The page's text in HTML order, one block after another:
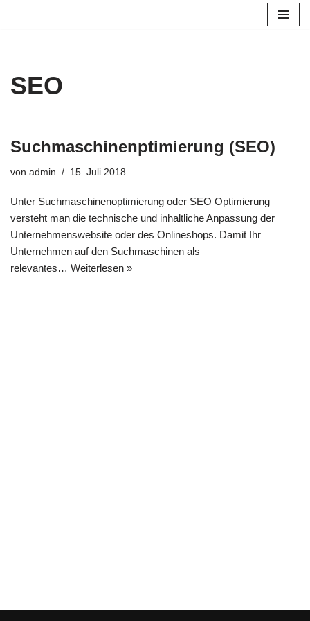
SEO
Suchmaschinenptimierung (SEO)
von admin 15. Juli 2018
Unter Suchmaschinenoptimierung oder SEO Optimierung
versteht man die technische und inhaltliche Anpassung der
Unternehmenswebsite oder des Onlineshops. Damit Ihr
Unternehmen auf den Suchmaschinen als
relevantes… Weiterlesen »